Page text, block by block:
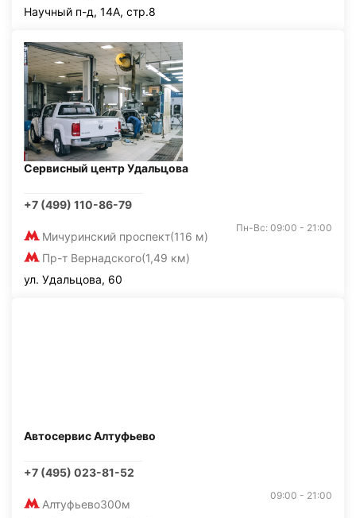
Научный п-д, 14А, стр.8
Сервисный центр Удальцова
+7 (499) 110-86-79
Мичуринский проспект(116 м)
Пр-т Вернадского(1,49 км)
Пн-Вс: 09:00 - 21:00
ул. Удальцова, 60
Автосервис Алтуфьево
+7 (495) 023-81-52
Алтуфьево300м
09:00 - 21:00